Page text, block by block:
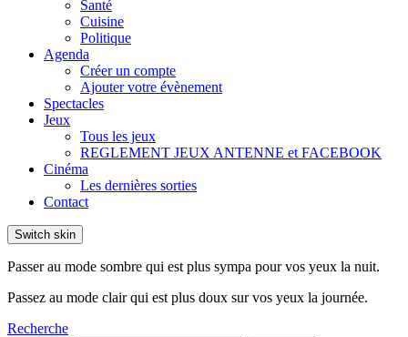
Santé
Cuisine
Politique
Agenda
Créer un compte
Ajouter votre évènement
Spectacles
Jeux
Tous les jeux
REGLEMENT JEUX ANTENNE et FACEBOOK
Cinéma
Les dernières sorties
Contact
Switch skin
Passer au mode sombre qui est plus sympa pour vos yeux la nuit.
Passez au mode clair qui est plus doux sur vos yeux la journée.
Recherche